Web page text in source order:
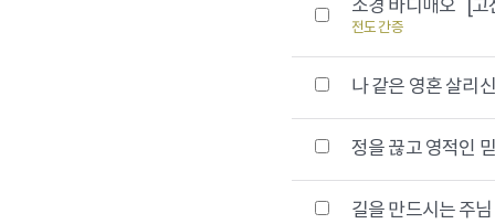
소경 바디매오 [고
전도 간증
나 같은 영혼 살리
정을 끊고 영적인
길을 만드시는 주